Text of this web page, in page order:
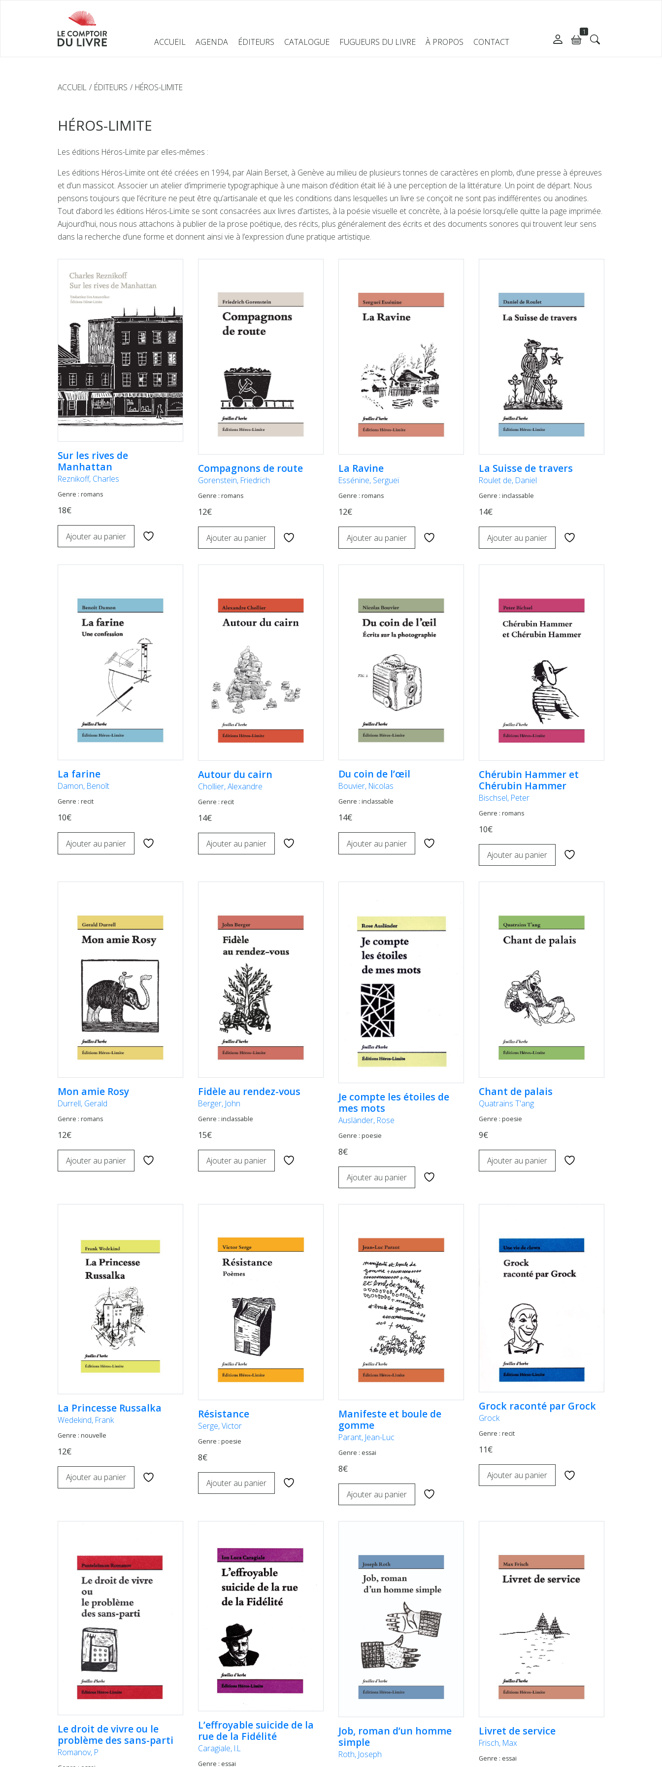
ACCUEIL AGENDA ÉDITEURS CATALOGUE FUGUEURS DU LIVRE À PROPOS CONTACT
1
ACCUEIL ÉDITEURS HÉROS-LIMITE
HÉROS-LIMITE
Les éditions Héros-Limite par elles-mêmes :
Les éditions Héros-Limite ont été créées en 1994, par Alain Berset, à Genève au milieu de plusieurs tonnes de caractères en plomb, d’une presse à épreuves
et d’un massicot. Associer un atelier d’imprimerie typographique à une maison d’édition était lié à une perception de la littérature. Un point de départ. Nous
pensons toujours que l’écriture ne peut être qu’artisanale et que les conditions dans lesquelles un livre se conçoit ne sont pas indifférentes ou anodines.
Tout d’abord les éditions Héros-Limite se sont consacrées aux livres d’artistes, à la poésie visuelle et concrète, à la poésie lorsqu’elle quitte la page imprimée.
Aujourd’hui, nous nous attachons à publier de la prose poétique, des récits, plus généralement des écrits et des documents sonores qui trouvent leur sens
dans la recherche d’une forme et donnent ainsi vie à l’expression d’une pratique artistique.
Sur les rives de
Manhattan
Reznikoff, Charles
Genre : romans
18€
Ajouter au panier
Compagnons de route
Gorenstein, Friedrich
Genre : romans
12€
Ajouter au panier
La Ravine
Essénine, Sergueï
Genre : romans
12€
Ajouter au panier
La Suisse de travers
Roulet de, Daniel
Genre : inclassable
14€
Ajouter au panier
La farine
Damon, Benoît
Genre : recit
10€
Ajouter au panier
Autour du cairn
Chollier, Alexandre
Genre : recit
14€
Ajouter au panier
Du coin de l’œil
Bouvier, Nicolas
Genre : inclassable
14€
Ajouter au panier
Chérubin Hammer et
Chérubin Hammer
Bischsel, Peter
Genre : romans
10€
Ajouter au panier
Mon amie Rosy
Durrell, Gerald
Genre : romans
12€
Ajouter au panier
Fidèle au rendez-vous
Berger, John
Genre : inclassable
15€
Ajouter au panier
Je compte les étoiles de
mes mots
Ausländer, Rose
Genre : poesie
8€
Ajouter au panier
Chant de palais
Quatrains T'ang
Genre : poesie
9€
Ajouter au panier
La Princesse Russalka
Wedekind, Frank
Genre : nouvelle
12€
Ajouter au panier
Résistance
Serge, Victor
Genre : poesie
8€
Ajouter au panier
Manifeste et boule de
gomme
Parant, Jean-Luc
Genre : essai
8€
Ajouter au panier
Grock raconté par Grock
Grock
Genre : recit
11€
Ajouter au panier
Le droit de vivre ou le
problème des sans-parti
Romanov, P
L’effroyable suicide de la
rue de la Fidélité
Caragiale, I.L
Genre : essai
Job, roman d’un homme
simple
Roth, Joseph
Livret de service
Frisch, Max
Genre : essai